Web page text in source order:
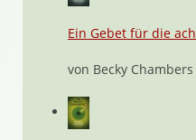
Ein Gebet für die
von Becky Chambers